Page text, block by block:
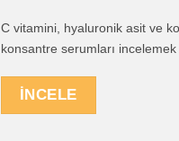
C vitamini, hyaluronik asit ve
konsantre serumları incelemek
İNCELE